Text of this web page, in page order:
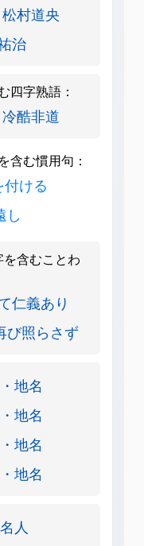
松村道央
治
四字熟語：
冷酷非道
含む慣用句：
付ける
し
を含むことわ
仁義あり
び照らさず
地名
地名
地名
地名
人